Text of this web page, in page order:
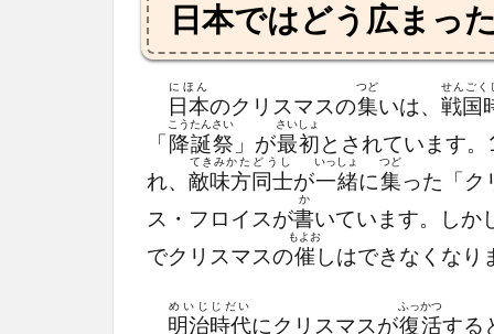
日本ではどう 広まっ
日本
にほん
のクリスマスの集
つど
いは、 戦国
せんごく
「降誕祭
こうたんさい
」が最初
さいしょ
とされています
れ、 敵味方
てきみかた
同士
どうし
が一緒
いっしょ
に集
つど
った「ク
ス・フロイスが書
か
いています。しか
でクリスマスの催
もよお
しはできなくなり
明治時代
めいじじだい
にクリスマスが復活
ふっかつ
する